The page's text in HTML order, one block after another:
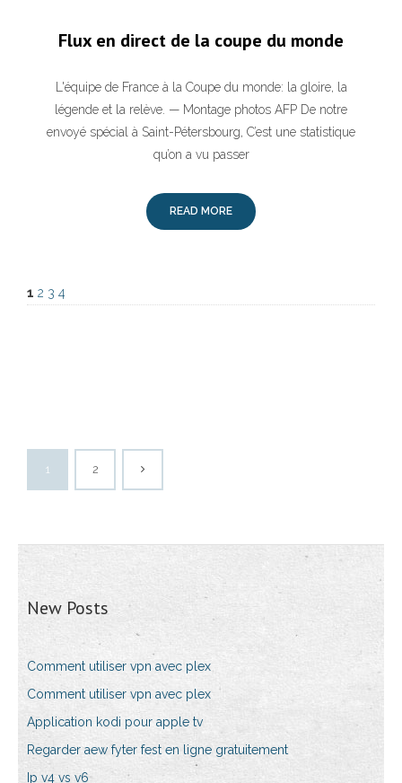
Flux en direct de la coupe du monde
L'équipe de France à la Coupe du monde: la gloire, la
légende et la relève. — Montage photos AFP De notre
envoyé spécial à Saint-Pétersbourg, C’est une statistique
qu’on a vu passer
READ MORE
1 2 3 4
1 2
New Posts
Comment utiliser vpn avec plex
Comment utiliser vpn avec plex
Application kodi pour apple tv
Regarder aew fyter fest en ligne gratuitement
Ip v4 vs v6